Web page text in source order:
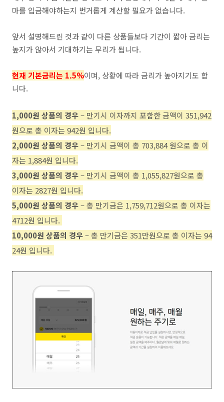
마를 입금해야하는지 번거롭게 계산할 필요가 없습니다.
앞서 설명해드린 것과 같이 다른 상품들보다 기간이 짧아 금리는
높지가 않아서 기대하기는 무리가 됩니다.
현재 기본금리는 1.5%이며, 상황에 따라 금리가 높아지기도 합
니다.
1,000원 상품의 경우– 만기시 이자까지 포함한 금액이 351,942
원으로 총 이자는 942원 입니다.
2,000원 상품의 경우– 만기시 금액이 총 703,884 원으로 총 이
자는 1,884원 입니다.
3,000원 상품의 경우– 만기시 금액이 총 1,055,827원으로 총
이자는 2827원 입니다.
5,000원 상품의 경우–총 만기금은 1,759,712원으로 총 이자는
4712원 입니다.
10,000원 상품의 경우– 총 만기금은 351만원으로 총 이자는 94
24원 입니다.